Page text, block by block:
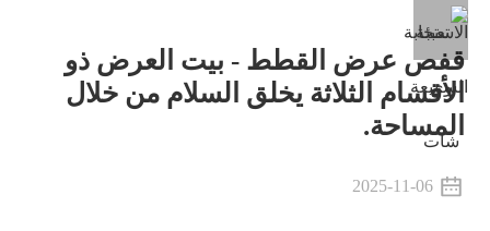
قفص عرض القطط - بيت العرض ذو
الأقسام الثلاثة يخلق السلام من خلال
المساحة.
2025-11-06